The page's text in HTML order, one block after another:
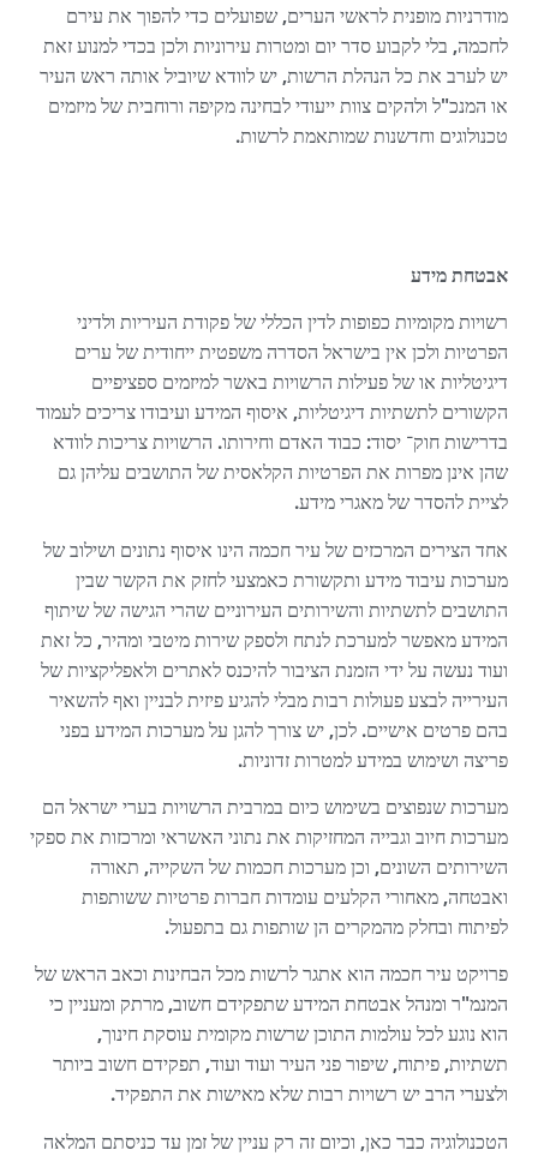
מודרניות מופנית לראשי הערים, שפועלים כדי להפוך את עירם
לחכמה, בלי לקבוע סדר יום ומטרות עירוניות ולכן בכדי למנוע זאת
יש לערב את כל הנהלת הרשות, יש לוודא שיוביל אותה ראש העיר
או המנכ"ל ולהקים צוות ייעודי לבחינה מקיפה ורוחבית של מיזמים
טכנולוגים וחדשנות שמותאמת לרשות.
אבטחת מידע
רשויות מקומיות כפופות לדין הכללי של פקודת העיריות ולדיני
הפרטיות ולכן אין בישראל הסדרה משפטית ייחודית של ערים
דיגיטליות או של פעילות הרשויות באשר למיזמים ספציפיים
הקשורים לתשתיות דיגיטליות, איסוף המידע ועיבודו צריכים לעמוד
בדרישות חוק־ יסוד: כבוד האדם וחירותו. הרשויות צריכות לוודא
שהן אינן מפרות את הפרטיות הקלאסית של התושבים עליהן גם
לציית להסדר של מאגרי מידע.
אחד הצירים המרכזים של עיר חכמה הינו איסוף נתונים ושילוב של
מערכות עיבוד מידע ותקשורת כאמצעי לחזק את הקשר שבין
התושבים לתשתיות והשירותים העירוניים שהרי הגישה של שיתוף
המידע מאפשר למערכת לנתח ולספק שירות מיטבי ומהיר, כל זאת
ועוד נעשה על ידי הזמנת הציבור להיכנס לאתרים ולאפליקציות של
העירייה לבצע פעולות רבות מבלי להגיע פיזית לבניין ואף להשאיר
בהם פרטים אישיים. לכן, יש צורך להגן על מערכות המידע בפני
פריצה ושימוש במידע למטרות זדוניות.
מערכות שנפוצים בשימוש כיום במרבית הרשויות בערי ישראל הם
מערכות חיוב וגבייה המחזיקות את נתוני האשראי ומרכזות את ספקי
השירותים השונים, וכן מערכות חכמות של השקייה, תאורה
ואבטחה, מאחורי הקלעים עומדות חברות פרטיות ששותפות
לפיתוח ובחלק מהמקרים הן שותפות גם בתפעול.
פרויקט עיר חכמה הוא אתגר לרשות מכל הבחינות וכאב הראש של
המנמ"ר ומנהל אבטחת המידע שתפקידם חשוב, מרתק ומעניין כי
הוא נוגע לכל עולמות התוכן שרשות מקומית עוסקת חינוך,
תשתיות, פיתוח, שיפור פני העיר ועוד ועוד, תפקידם חשוב ביותר
ולצערי הרב יש רשויות רבות שלא מאישות את התפקיד.
הטכנולוגיה כבר כאן, וכיום זה רק עניין של זמן עד כניסתם המלאה